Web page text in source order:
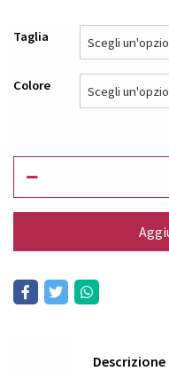
Taglia
Colore
Descrizione